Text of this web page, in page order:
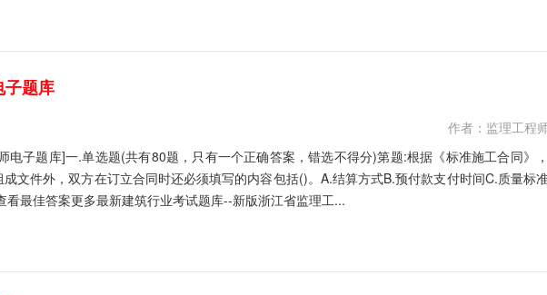
子题库
作者：监理工程
电子题库]一.单选题(共有80题，只有一个正确答案，错选不得分)第题:根据《标准施工合同》，
文件外，双方在订立合同时还必须填写的内容包括()。A.结算方式B.预付款支付时间C.质量标
看最佳答案更多最新建筑行业考试题库--新版浙江省监理工...